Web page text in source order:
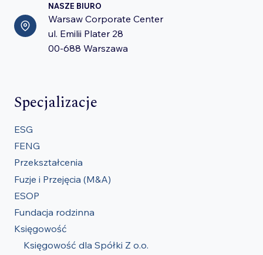
NASZE BIURO
Warsaw Corporate Center
ul. Emilii Plater 28
00-688 Warszawa
Specjalizacje
ESG
FENG
Przekształcenia
Fuzje i Przejęcia (M&A)
ESOP
Fundacja rodzinna
Księgowość
Księgowość dla Spółki Z o.o.